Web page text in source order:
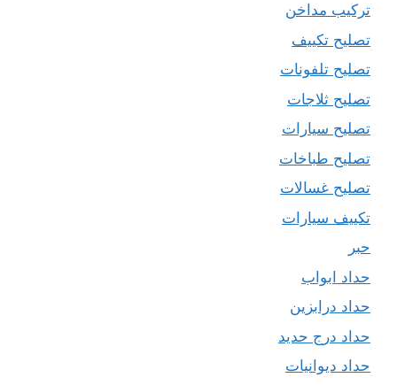
تركيب مداخن
تصليح تكييف
تصليح تلفونات
تصليح ثلاجات
تصليح سيارات
تصليح طباخات
تصليح غسالات
تكييف سيارات
حبر
حداد ابواب
حداد درابزين
حداد درج حديد
حداد ديوانيات